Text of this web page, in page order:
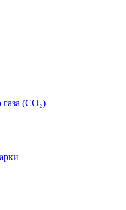
(CO₂)